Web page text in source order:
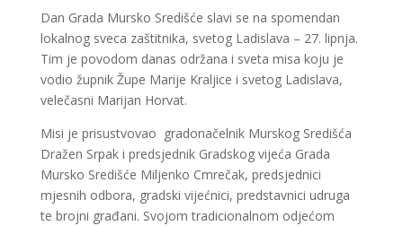
Dan Grada Mursko Središće slavi se na spomendan
lokalnog sveca zaštitnika, svetog Ladislava – 27. lipnja.
Tim je povodom danas održana i sveta misa koju je
vodio župnik Župe Marije Kraljice i svetog Ladislava,
velečasni Marijan Horvat.
Misi je prisustvovao gradonačelnik Murskog Središća
Dražen Srpak i predsjednik Gradskog vijeća Grada
Mursko Središće Miljenko Cmrečak, predsjednici
mjesnih odbora, gradski vijećnici, predstavnici udruga
te brojni građani. Svojom tradicionalnom odjećom